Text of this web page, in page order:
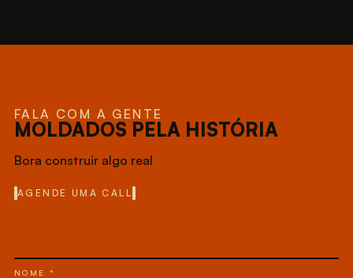
FALA COM A GENTE
MOLDADOS PELA HISTÓRIA
Bora construir algo real
AGENDE UMA CALL
NOME *